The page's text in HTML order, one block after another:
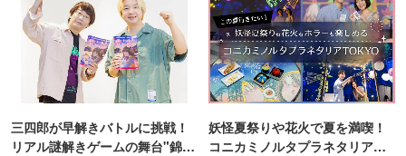
三四郎が早解きバトルに挑戦！
リアル謎解きゲームの舞台"錦糸
妖怪夏祭りや花火で夏を満喫！
コニカミノルタプラネタリア